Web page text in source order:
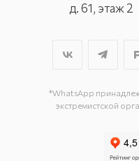
д. 61, этаж 2
г. Подольск,
*WhatsApp
экстремистской